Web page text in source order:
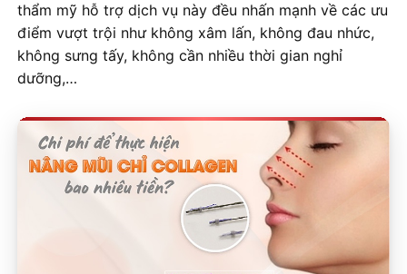
thẩm mỹ hỗ trợ dịch vụ này đều nhấn mạnh về các ưu
điểm vượt trội như không xâm lấn, không đau nhức,
không sưng tấy, không cần nhiều thời gian nghỉ
dưỡng,…